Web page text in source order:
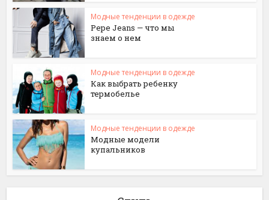
Модные тенденции в одежде
Pepe Jeans — что мы
знаем о нем
Модные тенденции в одежде
Как выбрать ребенку
термобелье
Модные тенденции в одежде
Модные модели
купальников